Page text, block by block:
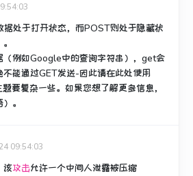
据处于打开状态，而POST则处于隐藏状
（例如Google中的查询字符串），get会
不能通过GET发送-因此请在此处使用
要复杂一些。 如果您想了解更多信息，
。
09:54:03
该攻击允许一个中间人泄露被压缩